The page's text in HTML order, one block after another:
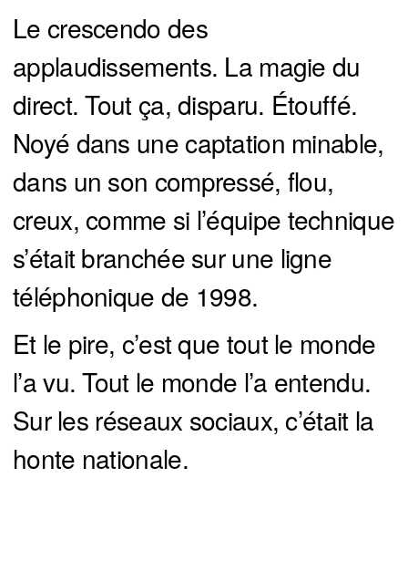
Le crescendo des
applaudissements. La magie du
direct. Tout ça, disparu. Étouffé.
Noyé dans une captation minable,
dans un son compressé, flou,
creux, comme si l’équipe technique
s’était branchée sur une ligne
téléphonique de 1998.
Et le pire, c’est que tout le monde
l’a vu. Tout le monde l’a entendu.
Sur les réseaux sociaux, c’était la
honte nationale.